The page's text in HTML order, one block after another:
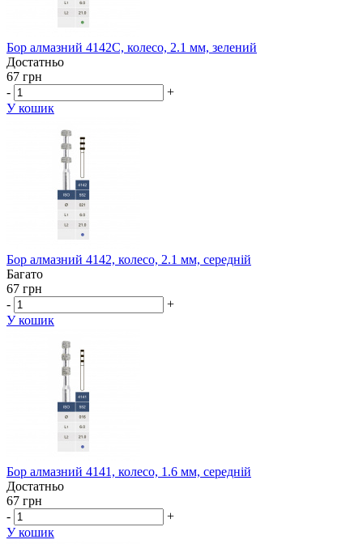
Бор алмазний 4142C, колесо, 2.1 мм, зелений
Достатньо
67 грн
-
+
У кошик
Бор алмазний 4142, колесо, 2.1 мм, середній
Багато
67 грн
-
+
У кошик
Бор алмазний 4141, колесо, 1.6 мм, середній
Достатньо
67 грн
-
+
У кошик